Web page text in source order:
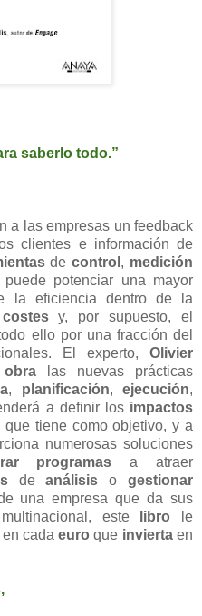
saberlo todo.”
a las empresas un feedback
clientes e información de
decontrol , medición
potenciar una mayor
la eficiencia dentro de la
y, por supuesto, el
ello por una fracción del
El experto, Olivier
obra las nuevas prácticas
, planificación, ejecución,
a definir los impactos
que tiene como objetivo, y a
numerosas soluciones
programas a atraer
deanálisis ogestionar
una empresa que da sus
este
libro le
en cadaeuro que inviertaen